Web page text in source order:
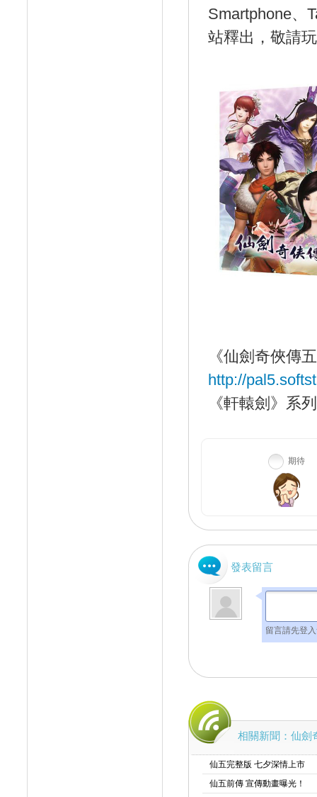
Smartphone、
站釋出，敬請
《仙劍奇俠傳
http://
《軒轅劍》系
期待
發表留言
留言請先登
相關新聞：仙劍
仙五完整版 七夕深情上市
仙五前傳 宣傳動畫曝光！